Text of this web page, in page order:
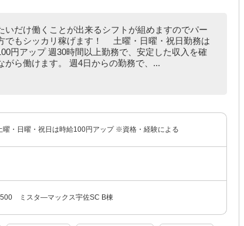
いだけ働くことが出来るシフトが組めますのでパー
でもシッカリ稼げます！ 土曜・日曜・祝日勤務は
円アップ 週30時間以上勤務で、安定した収入を確
がら働けます。 週4日からの勤務で、...
曜・日曜・祝日は時給100円アップ ※資格・経験による
500 ミスタ―マックス宇佐SC B棟